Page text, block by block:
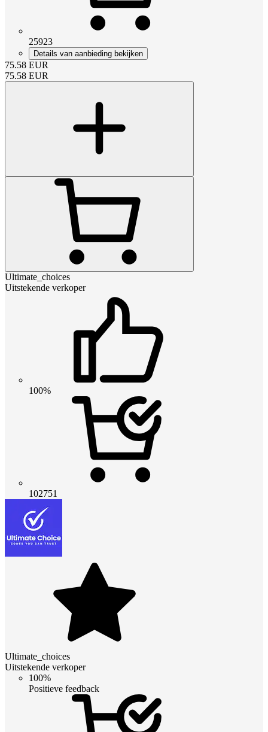
25923
Details van aanbieding bekijken
75.58 EUR
75.58 EUR
Ultimate_choices
Uitstekende verkoper
100%
102751
Ultimate_choices
Uitstekende verkoper
100%
Positieve feedback